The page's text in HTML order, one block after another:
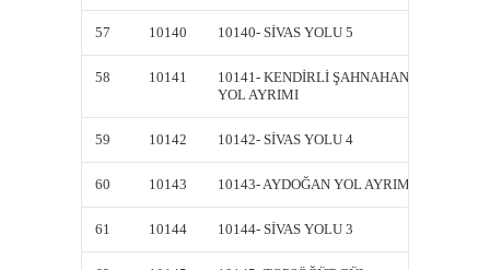
57 10140 10140- SİVAS YOLU 5
58 10141
10141- KENDİRLİ ŞAHNAHAN
YOL AYRIMI
59 10142 10142- SİVAS YOLU 4
60 10143 10143- AYDOĞAN YOL AYRIMI
61 10144 10144- SİVAS YOLU 3